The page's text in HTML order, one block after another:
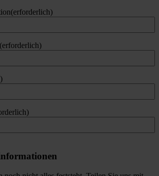
(erforderlich)
(erforderlich)